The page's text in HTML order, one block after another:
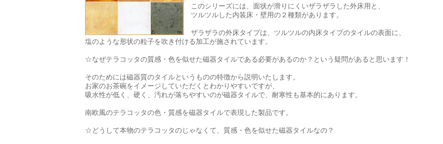
このシリーズには、面状が滑りにくいザラザラした外床用と、
ツルツルした内装床・壁用の２種類があります。
ザラザラの外床タイプは、ツルツルの内床タイプのタイルの表面に、
塩のような形状の粒子を吹き付ける加工が施されています。
☆なぜテラコッタの質感・色を似せた磁器タイルである必要があるのか？という疑問があると思います！
そのためには磁器質のタイルというものの特徴から説明いたします。
お家のお茶碗をイメージしていただくとわかりやすいですが、
吸水性が低く、硬く、汚れが落ちやすいのが磁器タイルで、耐寒性も基本的にあります。
南欧風のテラコッタの色・質感を磁器タイルで表現した製品です。
☆どうして本物のテラコッタのじゃなくて、質感・色を似せた磁器タイルなの？